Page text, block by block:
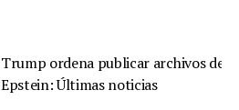
Trump ordena publicar archivos de
Epstein: Últimas noticias